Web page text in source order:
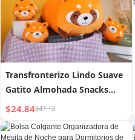
Transfronterizo Lindo Suave
Gatito Almohada Snacks
Adorable Gato Oso Cerdo
Almohada Snacks Juguete
de Peluche
$24.84$47.12